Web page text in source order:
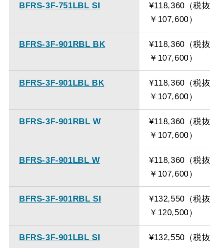
BFRS-3F-751LBL SI
¥118,360（税抜
￥107,600）
BFRS-3F-901RBL BK
¥118,360（税抜
￥107,600）
BFRS-3F-901LBL BK
¥118,360（税抜
￥107,600）
BFRS-3F-901RBL W
¥118,360（税抜
￥107,600）
BFRS-3F-901LBL W
¥118,360（税抜
￥107,600）
BFRS-3F-901RBL SI
¥132,550（税抜
￥120,500）
BFRS-3F-901LBL SI
¥132,550（税抜